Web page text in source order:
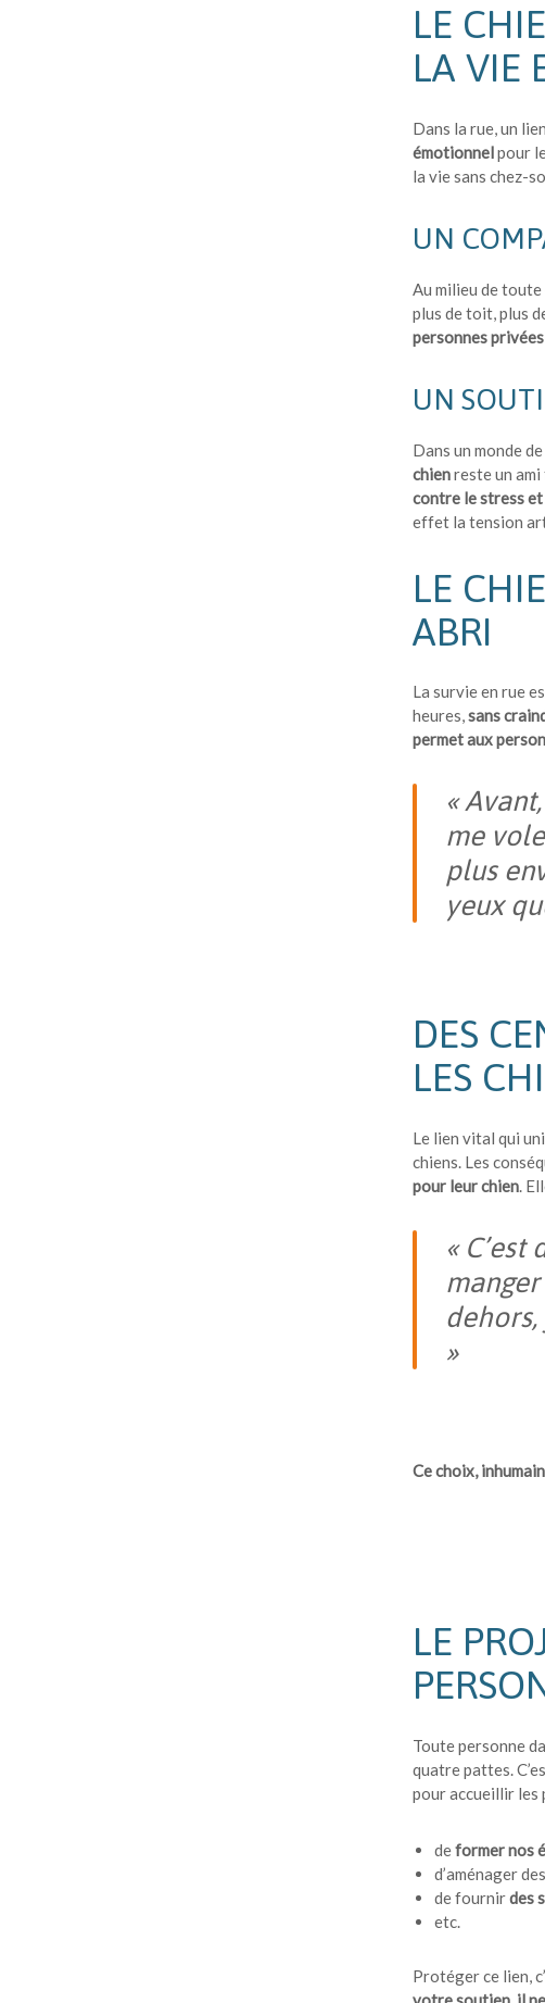
LE
LA VIE
Dans la rue, un
émotionnelpour
la vie sans chez-
UN
Au milieu de
plus de toit, plus
personnes
UN
Dans un monde
chienreste un ami
contre le stress
effet la tension
LE
ABRI
La survie en rue
heures,sans
permet aux
«
me
plus
yeux
DES
LES
Le lien vital qui
chiens. Les
pour leur chien.
«
»
Ce choix,
LE
Toute personne
quatre pattes.
pour accueillir les
deformer nos
d’aménager des
de fournirdes
etc.
Protéger ce lien,